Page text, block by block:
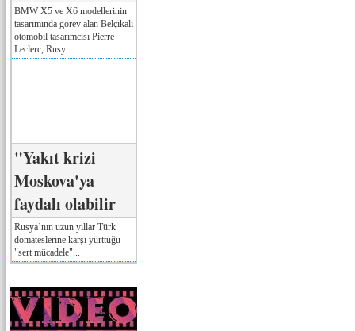
BMW X5 ve X6 modellerinin
tasarımında görev alan Belçikalı
otomobil tasarımcısı Pierre
Leclerc, Rusy...
"Yakıt krizi
Moskova'ya
faydalı olabilir
Rusya’nın uzun yıllar Türk
domateslerine karşı yürttüğü
"sert mücadele"...